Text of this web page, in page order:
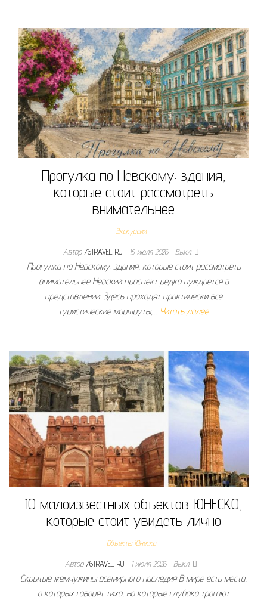
Прогулка по Невскому: здания,
которые стоит рассмотреть
внимательнее
Экскурсии
Автор76TRAVEL_RU 15 июля 2026 Выкл.
Прогулка по Невскому: здания, которые стоит рассмотреть
внимательнее Невский проспект редко нуждается в
представлении. Здесь проходят практически все
туристические маршруты,… Читать далее
10 малоизвестных объектов ЮНЕСКО,
которые стоит увидеть лично
Объекты Юнеско
Автор76TRAVEL_RU 1 июля 2026 Выкл.
Скрытые жемчужины всемирного наследия В мире есть места,
о которых говорят тихо, но которые глубоко трогают